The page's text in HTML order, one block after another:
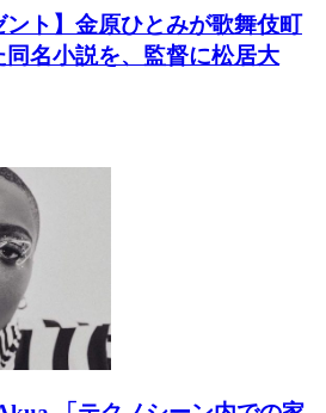
ント】金原ひとみが歌舞伎町
同名小説を、監督に松居大